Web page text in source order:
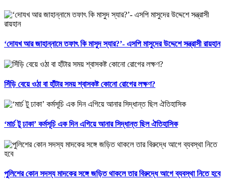
‘দোযখ আর জাহান্নামে তফাৎ কি মাসুদ স্যার?’- এসপি মাসুদের উদ্দেশে সন্ত্রাসী রায়হান
সিঁড়ি বেয়ে ওঠা বা হাঁটার সময় শ্বাসকষ্ট কোনো রোগের লক্ষণ?
‘মার্চ টু ঢাকা’ কর্মসূচি এক দিন এগিয়ে আনার সিদ্ধান্ত ছিল ঐতিহাসিক
পুলিশের কোন সদস্য মাদকের সঙ্গে জড়িত থাকলে তার বিরুদ্ধে আগে ব্যবস্থা নিতে হবে